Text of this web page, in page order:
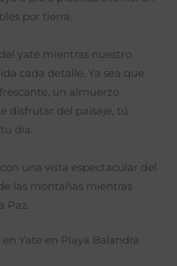
por tierra.
yate mientras nuestro
cada detalle. Ya sea que
un almuerzo
disfrutar del paisaje, tú
día.
una vista espectacular del
las montañas mientras
Paz.
Yate en Playa Balandra